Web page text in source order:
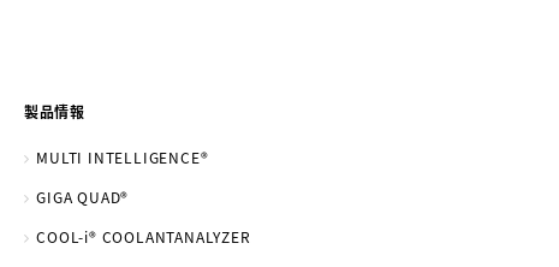
製品情報
MULTI INTELLIGENCE®
GIGA QUAD®
COOL-i® COOLANTANALYZER